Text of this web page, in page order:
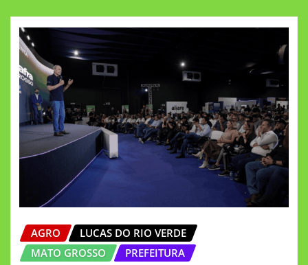
AGRO
LUCAS DO RIO VERDE
MATO GROSSO
PREFEITURA